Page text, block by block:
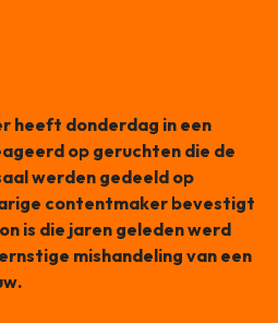
heeft donderdag in een
op geruchten die de
werden gedeeld op
contentmaker bevestigt
is die jaren geleden werd
mishandeling van een